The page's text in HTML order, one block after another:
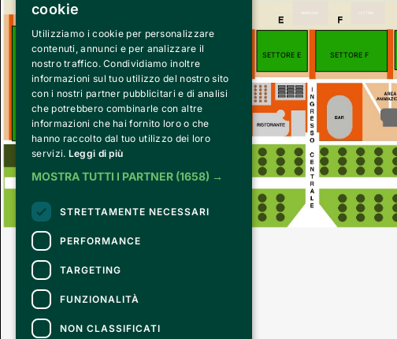
ACQUASCIVOLI
SETTORE E
SETTORE B SETTORE C SETTORE F
SETTORE A
cookie
Utilizziamo i cookie per personalizzare
contenuti, annunci e per analizzare il
nostro traffico. Condividiamo inoltre
informazioni sul tuo utilizzo del nostro sito
con i nostri partner pubblicitari e di analisi
che potrebbero combinarle con altre
informazioni che hai fornito loro o che
hanno raccolto dal tuo utilizzo dei loro
servizi. Leggi di più
MOSTRA TUTTI I PARTNER (1658) →
STRETTAMENTE NECESSARI
PERFORMANCE
TARGETING
FUNZIONALITÀ
NON CLASSIFICATI